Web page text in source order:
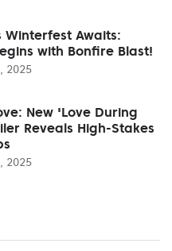
Winterfest Awaits:
with Bonfire Blast!
2025
New 'Love During
Reveals High-Stakes
2025